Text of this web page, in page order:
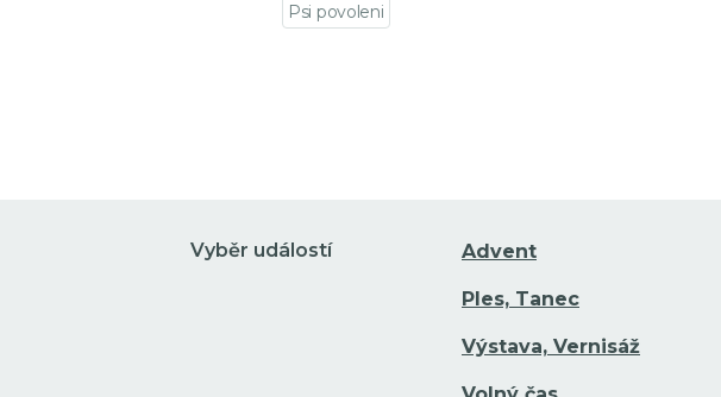
Psi povoleni
Vyběr událostí Advent
Ples, Tanec
Výstava, Vernisáž